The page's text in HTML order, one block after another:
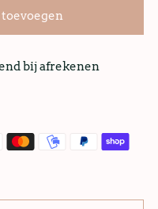
bij afrekenen